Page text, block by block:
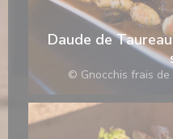
Daude de
© Gnocchis frais de